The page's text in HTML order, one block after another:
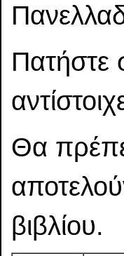
Πατήστε
Θα
βιβλίου.